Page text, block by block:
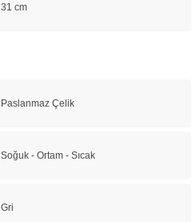
31 cm
Paslanmaz Çelik
Soğuk - Ortam - Sıcak
Gri